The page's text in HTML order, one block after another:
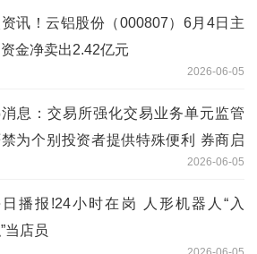
讯！云铝股份（000807）6月4日主
金净卖出2.42亿元
2026-06-05
息：交易所强化交易业务单元监管
为个别投资者提供特殊便利 券商启
2026-06-05
播报!24小时在岗 人形机器人“入
当店员